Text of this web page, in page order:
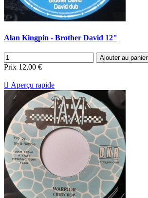
Alan Kingpin - Brother David 12"
Ajouter au panier
Prix 12,00 €
 Aperçu rapide